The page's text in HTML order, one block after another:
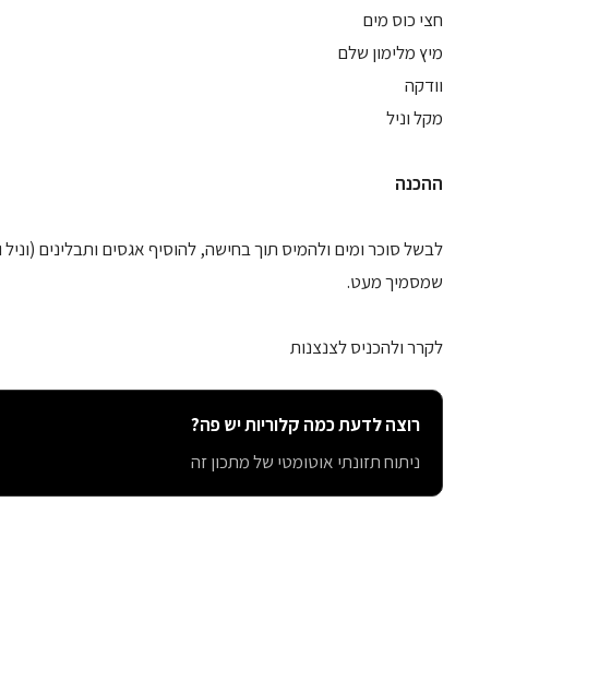
חצי כוס מים
מיץ מלימון שלם
וודקה
מקל וניל
ההכנה
שמסמיך מעט.
לקרר ולהכניס לצנצנות
רוצה לדעת כמה קלוריות יש פה?
ניתוח תזונתי אוטומטי של מתכון זה